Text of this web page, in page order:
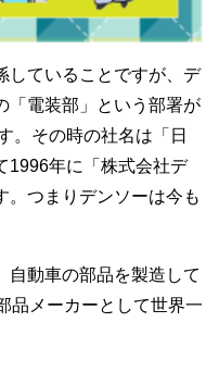
していることですが、デ
「電装部」という部署が
。その時の社名は「日
1996年に「株式会社デ
。つまりデンソーは今も
自動車の部品を製造して
品メーカーとして世界一